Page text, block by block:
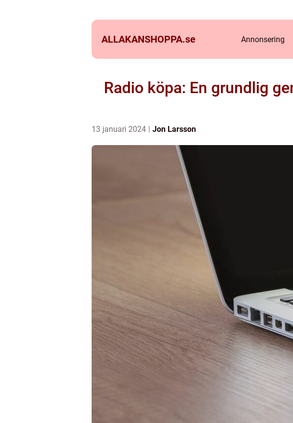
ALLAKANSHOPPA.se Annonsering
Radio köpa: En grundlig
13 januari 2024 Jon Larsson